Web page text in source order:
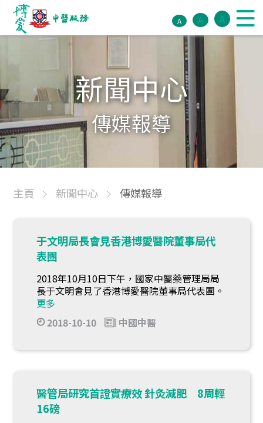
A A A
新聞中心
傳媒報導
主頁 新聞中心 傳媒報導
于文明局長會見香港博愛醫院董事局代
表團
2018年10月10日下午，國家中醫藥管理局局
長于文明會見了香港博愛醫院董事局代表團。
更多
2018-10-10
中國中醫
醫管局研究首證實療效 針灸減肥 8周輕
16磅